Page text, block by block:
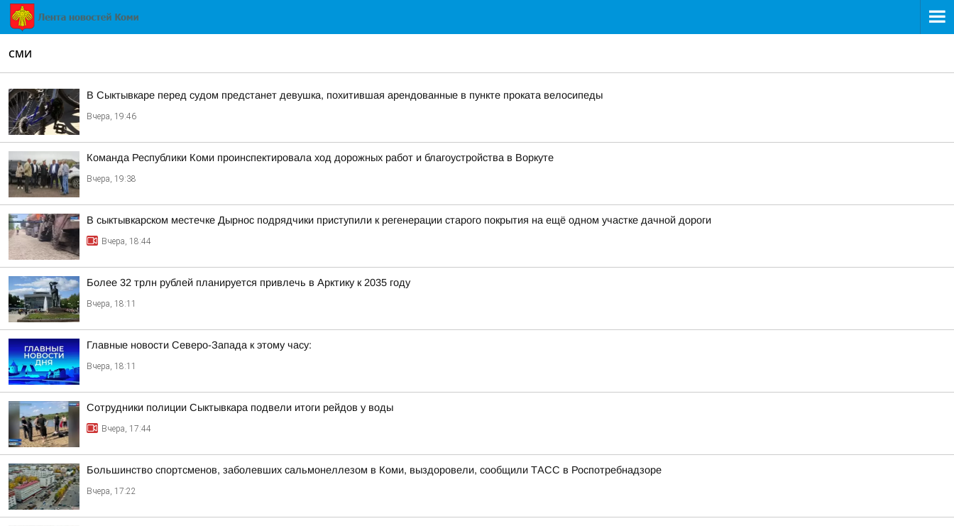
СМИ
В Сыктывкаре перед судом предстанет девушка, похитившая арендованные в пункте проката велосипеды
Вчера, 19:46
Команда Республики Коми проинспектировала ход дорожных работ и благоустройства в Воркуте
Вчера, 19:38
В сыктывкарском местечке Дырнос подрядчики приступили к регенерации старого покрытия на ещё одном участке дачной дороги
Вчера, 18:44
Более 32 трлн рублей планируется привлечь в Арктику к 2035 году
Вчера, 18:11
Главные новости Северо-Запада к этому часу:
Вчера, 18:11
Сотрудники полиции Сыктывкара подвели итоги рейдов у воды
Вчера, 17:44
Большинство спортсменов, заболевших сальмонеллезом в Коми, выздоровели, сообщили ТАСС в Роспотребнадзоре
Вчера, 17:22